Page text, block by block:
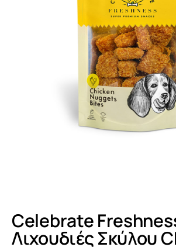
Celebrate
Λιχουδιές Σκύλου